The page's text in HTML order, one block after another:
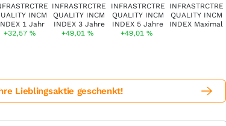
+32,57 % +49,01% +49,01 %
Lieblingsaktie geschenkt!